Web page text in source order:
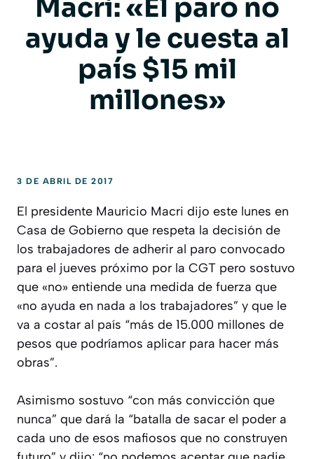
Macri: «El paro no
ayuda y le cuesta al
país $15 mil
millones»
3 DE ABRIL DE 2017
El presidente Mauricio Macri dijo este lunes en
Casa de Gobierno que respeta la decisión de
los trabajadores de adherir al paro convocado
para el jueves próximo por la CGT pero sostuvo
que «no» entiende una medida de fuerza que
«no ayuda en nada a los trabajadores” y que le
va a costar al país “más de 15.000 millones de
pesos que podríamos aplicar para hacer más
obras”.
Asimismo sostuvo “con más convicción que
nunca” que dará la “batalla de sacar el poder a
cada uno de esos mafiosos que no construyen